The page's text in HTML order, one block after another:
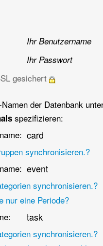
Ihr Benutzername
Ihr Passwort
gesichert
der Datenbank
spezifizieren:
card
synchronisieren.?
event
synchronisieren.?
nur eine Periode?
task
synchronisieren.?